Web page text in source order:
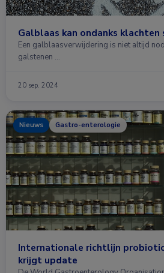
Galblaas kan ondanks
Een galblaasverwijdering is niet altijd
galstenen …
20 sep. 2024
Nieuws Gastro-enterologie
Internationale richtlijn
krijgt update